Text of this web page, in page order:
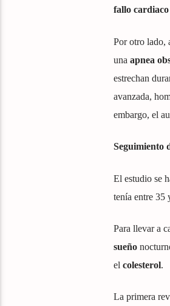
fallo
Por otro lado,
una apnea
estrechan
avanzada,
embargo, el
Seguimiento
El estudio se
tenía entre 35
Para llevar a
sueño
el colesterol.
La primera